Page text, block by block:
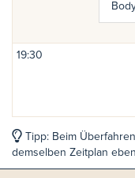
19:30
Tipp: Beim
demselben Zeitplan